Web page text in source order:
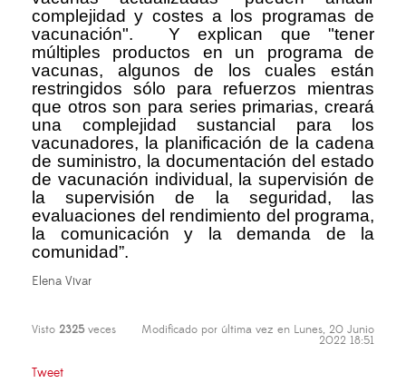
complejidad y costes a los programas de
vacunación". Y explican que "tener
múltiples productos en un programa de
vacunas, algunos de los cuales están
restringidos sólo para refuerzos mientras
que otros son para series primarias, creará
una complejidad sustancial para los
vacunadores, la planificación de la cadena
de suministro, la documentación del estado
de vacunación individual, la supervisión de
la supervisión de la seguridad, las
evaluaciones del rendimiento del programa,
la comunicación y la demanda de la
comunidad”.
Elena Vivar
Visto 2325veces Modificado por última vez en Lunes, 20 Junio
2022 18:51
Tweet